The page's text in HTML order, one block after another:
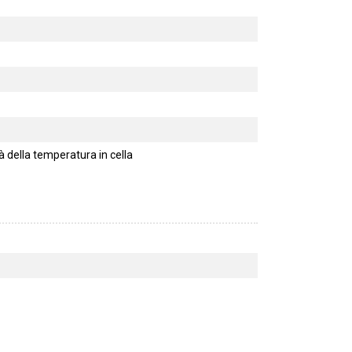
della temperatura in cella